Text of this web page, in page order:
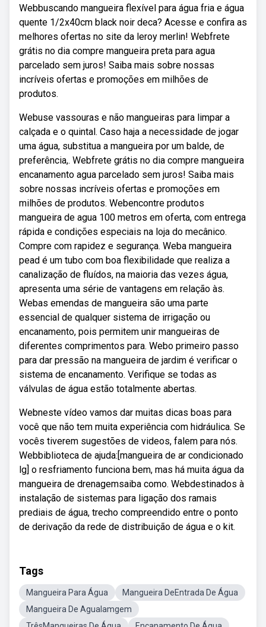
Webbuscando mangueira flexível para água fria e água
quente 1/2x40cm black noir deca? Acesse e confira as
melhores ofertas no site da leroy merlin! Webfrete
grátis no dia compre mangueira preta para agua
parcelado sem juros! Saiba mais sobre nossas
incríveis ofertas e promoções em milhões de
produtos.
Webuse vassouras e não mangueiras para limpar a
calçada e o quintal. Caso haja a necessidade de jogar
uma água, substitua a mangueira por um balde, de
preferência,. Webfrete grátis no dia compre mangueira
encanamento agua parcelado sem juros! Saiba mais
sobre nossas incríveis ofertas e promoções em
milhões de produtos. Webencontre produtos
mangueira de agua 100 metros em oferta, com entrega
rápida e condições especiais na loja do mecânico.
Compre com rapidez e segurança. Weba mangueira
pead é um tubo com boa flexibilidade que realiza a
canalização de fluídos, na maioria das vezes água,
apresenta uma série de vantagens em relação às.
Webas emendas de mangueira são uma parte
essencial de qualquer sistema de irrigação ou
encanamento, pois permitem unir mangueiras de
diferentes comprimentos para. Webo primeiro passo
para dar pressão na mangueira de jardim é verificar o
sistema de encanamento. Verifique se todas as
válvulas de água estão totalmente abertas.
Webneste vídeo vamos dar muitas dicas boas para
você que não tem muita experiência com hidráulica. Se
vocês tiverem sugestões de videos, falem para nós.
Webbiblioteca de ajuda:[mangueira de ar condicionado
lg] o resfriamento funciona bem, mas há muita água da
mangueira de drenagemsaiba como. Webdestinados à
instalação de sistemas para ligação dos ramais
prediais de água, trecho compreendido entre o ponto
de derivação da rede de distribuição de água e o kit.
Tags
Mangueira Para Água
Mangueira DeEntrada De Água
Mangueira De AguaIamgem